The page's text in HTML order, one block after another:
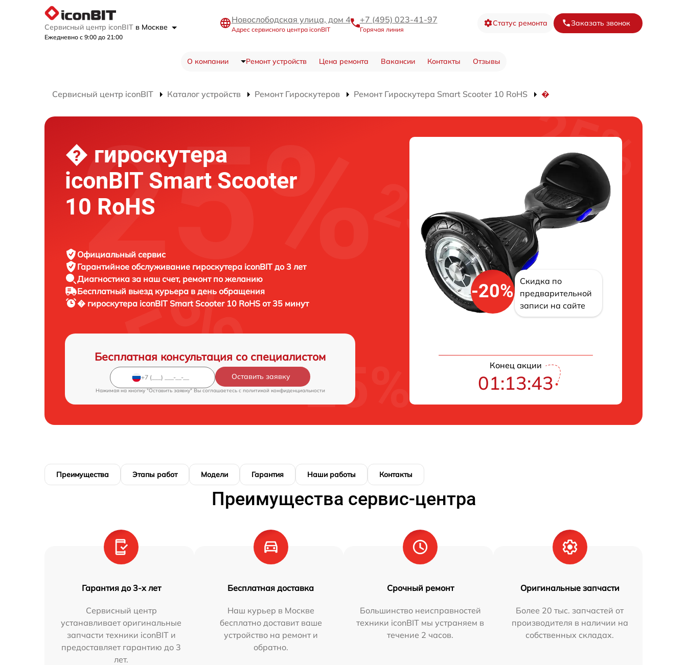
Сервисный центр iconBIT в Москве
Ежедневно с 9:00 до 21:00
Новослободская улица, дом 4
Адрес сервисного центра iconBIT
+7 (495) 023-41-97
Горячая линия
Статус ремонта Заказать звонок
О компании Ремонт устройств Цена ремонта Вакансии Контакты Отзывы
Сервисный центр iconBIT Каталог устройств Ремонт Гироскутеров Ремонт Гироскутера Smart Scooter 10 RoHS �
� гироскутера
iconBIT Smart Scooter
10 RoHS
Официальный сервис
Гарантийное обслуживание гироскутера iconBIT до 3 лет
Диагностика за наш счет, ремонт по желанию
Бесплатный выезд курьера в день обращения
� гироскутера iconBIT Smart Scooter 10 RoHS от 35 минут
Бесплатная консультация со специалистом
Оставить заявку
Нажимая на кнопку "Оставить заявку" Вы соглашаетесь c политикой конфиденциальности
-20%
Скидка по
предварительной
записи на сайте
Конец акции
01:13:42
Преимущества Этапы работ Модели Гарантия Наши работы Контакты
Преимущества сервис-центра
Гарантия до 3-х лет
Сервисный центр
устанавливает оригинальные
запчасти техники iconBIT и
предоставляет гарантию до 3
лет.
Бесплатная доставка
Наш курьер в Москве
бесплатно доставит ваше
устройство на ремонт и
обратно.
Срочный ремонт
Большинство неисправностей
техники iconBIT мы устраняем в
течение 2 часов.
Оригинальные запчасти
Более 20 тыс. запчастей от
производителя в наличии на
собственных складах.